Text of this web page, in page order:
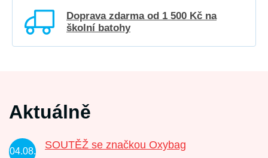
Doprava zdarma od 1 500 Kč na
školní batohy
Aktuálně
04.08.
SOUTĚŽ se značkou Oxybag